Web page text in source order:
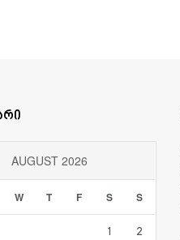
AUGUST 2026
W T F S S
1 2